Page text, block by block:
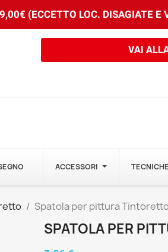
(ECCETTO LOC. DISAGIATE E
VAI
ACCESSORI
Spatola per pittura Tintoretto
SPATOLA PER